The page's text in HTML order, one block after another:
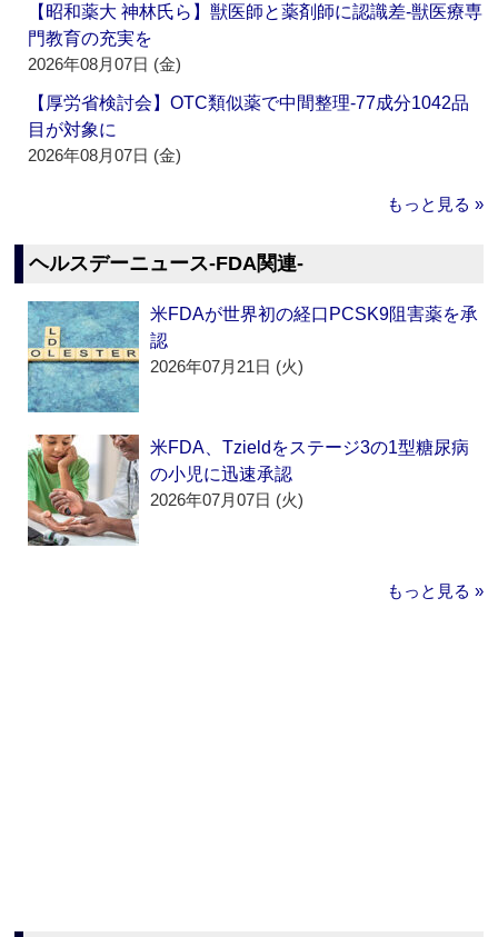
【昭和薬大 神林氏ら】獣医師と薬剤師に認識差‐獣医療専
門教育の充実を
2026年08月07日 (金)
【厚労省検討会】OTC類似薬で中間整理‐77成分1042品
目が対象に
2026年08月07日 (金)
もっと見る »
ヘルスデーニュース‐FDA関連‐
米FDAが世界初の経口PCSK9阻害薬を承
認
2026年07月21日 (火)
米FDA、Tzieldをステージ3の1型糖尿病
の小児に迅速承認
2026年07月07日 (火)
もっと見る »